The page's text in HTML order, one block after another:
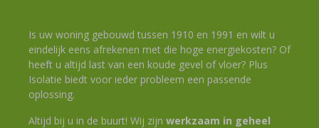
Is uw woning gebouwd tussen 1910 en 1991 en wilt u
eindelijk eens afrekenen met die hoge energiekosten? Of
heeft u altijd last van een koude gevel of vloer? Plus
Isolatie biedt voor ieder probleem een passende
oplossing.
Altijd bij u in de buurt! Wij zijn werkzaam in geheel